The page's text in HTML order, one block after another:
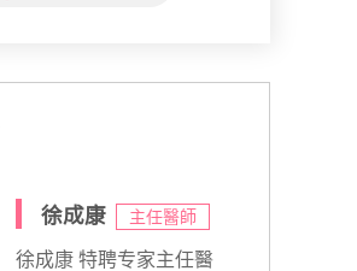
徐成康 主任醫師
徐成康 特聘专家主任醫